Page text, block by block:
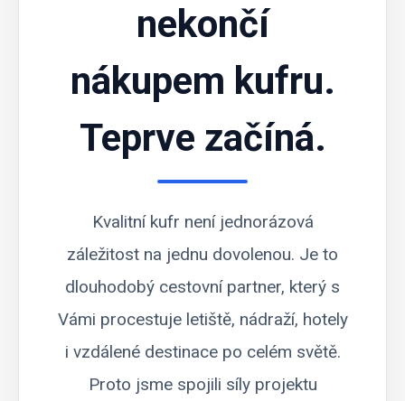
nekončí
nákupem kufru.
Teprve začíná.
Kvalitní kufr není jednorázová
záležitost na jednu dovolenou. Je to
dlouhodobý cestovní partner, který s
Vámi procestuje letiště, nádraží, hotely
i vzdálené destinace po celém světě.
Proto jsme spojili síly projektu